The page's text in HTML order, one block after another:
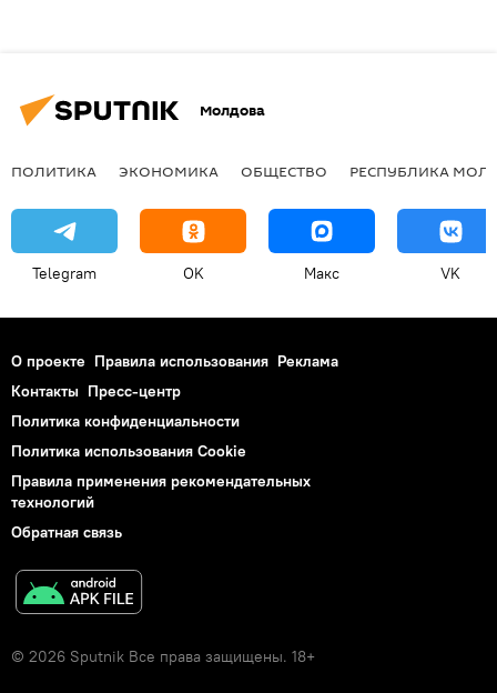
Молдова
ПОЛИТИКА ЭКОНОМИКА ОБЩЕСТВО РЕСПУБЛИКА
Telegram OK Макс VK
О проекте Правила использования Реклама
Контакты Пресс-центр
Политика конфиденциальности
Политика использования Cookie
Правила применения рекомендательных
технологий
Обратная связь
© 2026 Sputnik Все права защищены. 18+